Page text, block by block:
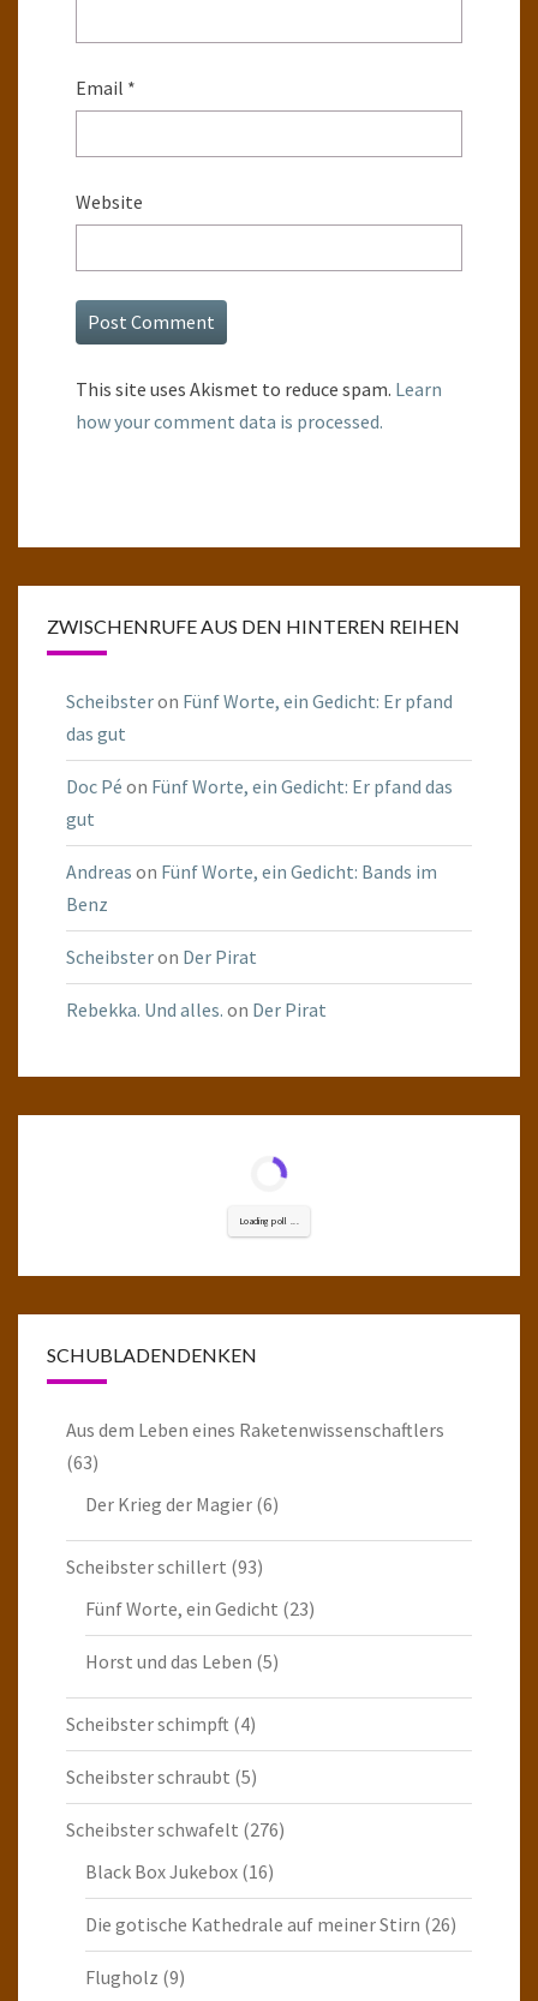
Email *
Website
This site uses Akismet to reduce spam. Learn
how your comment data is processed.
ZWISCHENRUFE AUS DEN HINTEREN REIHEN
Scheibsteron Fünf Worte, ein Gedicht: Er pfand
das gut
Doc Pé on Fünf Worte, ein Gedicht: Er pfand das
gut
Andreas on Fünf Worte, ein Gedicht: Bands im
Benz
Scheibsteron Der Pirat
Rebekka. Und alles. on Der Pirat
Loading poll ...
SCHUBLADENDENKEN
Aus dem Leben eines Raketenwissenschaftlers
(63)
Der Krieg der Magier (6)
Scheibster schillert (93)
Fünf Worte, ein Gedicht (23)
Horst und das Leben (5)
Scheibster schimpft (4)
Scheibster schraubt (5)
Scheibster schwafelt (276)
Black Box Jukebox (16)
Die gotische Kathedrale auf meiner Stirn (26)
Flugholz (9)